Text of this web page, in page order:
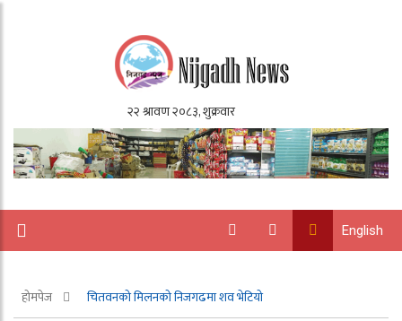
English
होमपेज चितवनको मिलनको निजगढमा शव भेटियो